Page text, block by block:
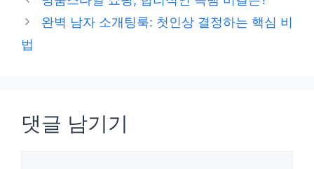
리
완벽 남자 소개팅룩: 첫인상 결정하는 핵심 비
법
댓글 남기기